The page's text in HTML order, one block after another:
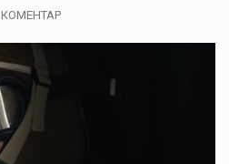
КОМЕНТАР